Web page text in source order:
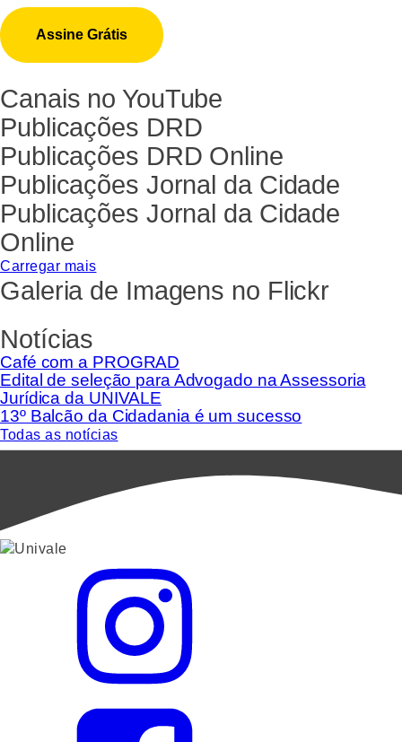
Canais no YouTube
Publicações DRD
Publicações DRD Online
Publicações Jornal da Cidade
Publicações Jornal da Cidade
Online
Carregar mais
Galeria de Imagens no Flickr
Notícias
Café com a PROGRAD
Edital de seleção para Advogado na Assessoria
Jurídica da UNIVALE
13º Balcão da Cidadania é um sucesso
Todas as notícias